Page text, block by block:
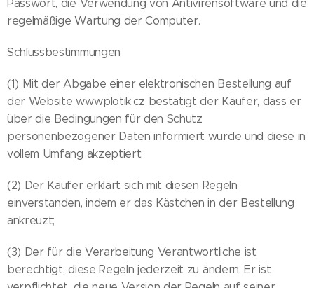
Passwort, die Verwendung von Antivirensoftware und die
regelmäßige Wartung der Computer.
Schlussbestimmungen
(1) Mit der Abgabe einer elektronischen Bestellung auf
der Website www.plotik.cz bestätigt der Käufer, dass er
über die Bedingungen für den Schutz
personenbezogener Daten informiert wurde und diese in
vollem Umfang akzeptiert;
(2) Der Käufer erklärt sich mit diesen Regeln
einverstanden, indem er das Kästchen in der Bestellung
ankreuzt;
(3) Der für die Verarbeitung Verantwortliche ist
berechtigt, diese Regeln jederzeit zu ändern. Er ist